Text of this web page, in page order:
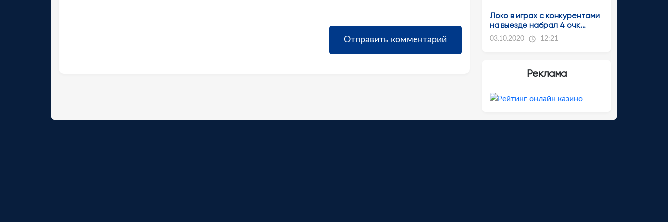
Локо в играх с конкурентами
на выезде набрал 4 очк...
03.10.2020 12:21
Реклама